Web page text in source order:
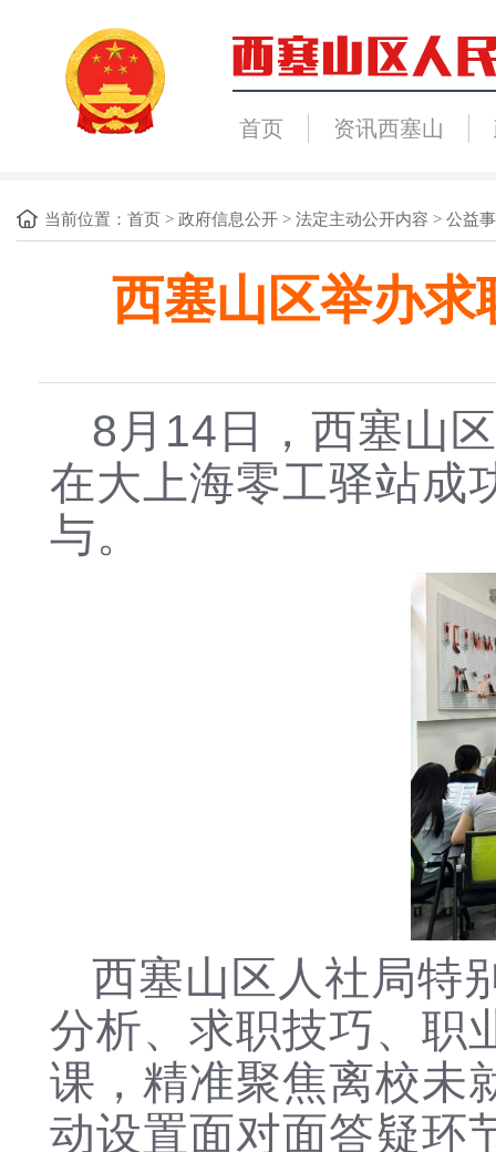
首页 资讯西塞山
当前位置： 首页 > 政府信息公开 > 法定主动公开内容 > 公益
西塞山区举办求
8月14日，西塞山
在大上海零工驿站成
与。
西塞山区人社局特
分析、求职技巧、职
课，精准聚焦离校未
动设置面对面答疑环